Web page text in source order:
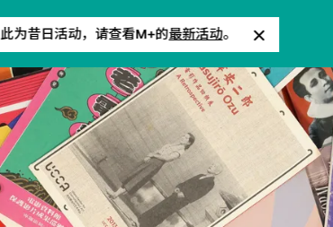
此为昔日活动，请查看M+的最新活动。